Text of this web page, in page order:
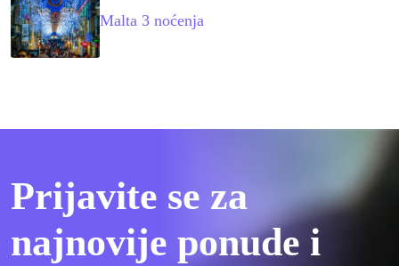
Malta 3 noćenja
Prijavite se za
najnovije ponude i